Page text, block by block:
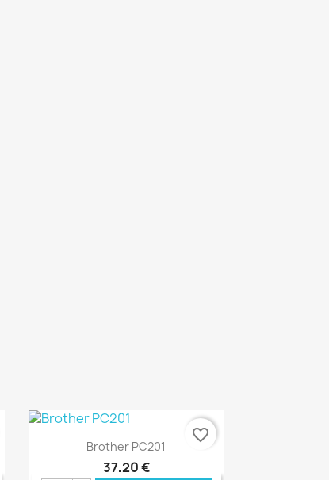
Ver+
Brother PC201
37,20 €
favorite_border